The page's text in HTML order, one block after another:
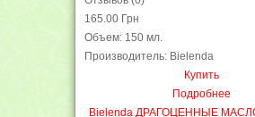
165.00 Грн
Объем: 150 мл.
Производитель: Bielenda
Купить
Подробнее
Bielenda ДРАГОЦЕННЫЕ